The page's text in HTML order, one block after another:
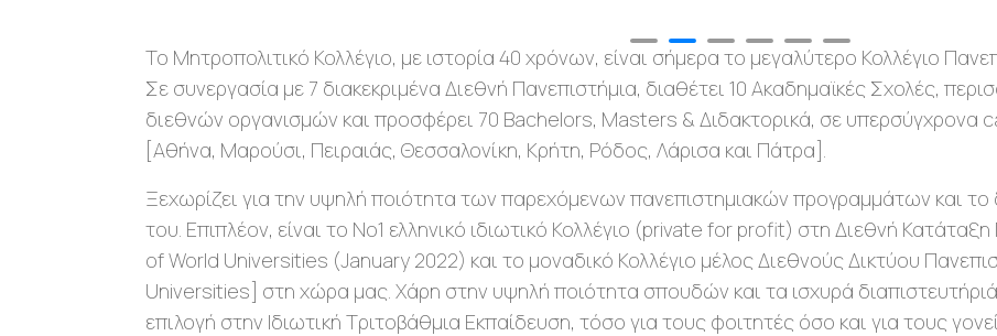
Το Μητροπολιτικό Κολλέγιο, με ιστορία 40 χρόνων, είναι σήμερα το μεγαλύτερο Κολλέγιο
Σε συνεργασία με 7 διακεκριμένα Διεθνή Πανεπιστήμια, διαθέτει 10 Ακαδημαϊκές Σχολές,
διεθνών οργανισμών και προσφέρει 70 Bachelors, Masters & Διδακτορικά, σε υπερσύγχρονα
[Αθήνα, Μαρούσι, Πειραιάς, Θεσσαλονίκη, Κρήτη, Ρόδος, Λάρισα και Πάτρα].
Ξεχωρίζει για την υψηλή ποιότητα των παρεχόμενων πανεπιστημιακών προγραμμάτων και το
του. Επιπλέον, είναι το Νο1 ελληνικό ιδιωτικό Κολλέγιο (private for profit) στη Διεθνή
of World Universities (January 2022) και το μοναδικό Κολλέγιο μέλος Διεθνούς Δικτύου
Universities] στη χώρα μας. Χάρη στην υψηλή ποιότητα σπουδών και τα ισχυρά
επιλογή στην Ιδιωτική Τριτοβάθμια Εκπαίδευση, τόσο για τους φοιτητές όσο και για τους